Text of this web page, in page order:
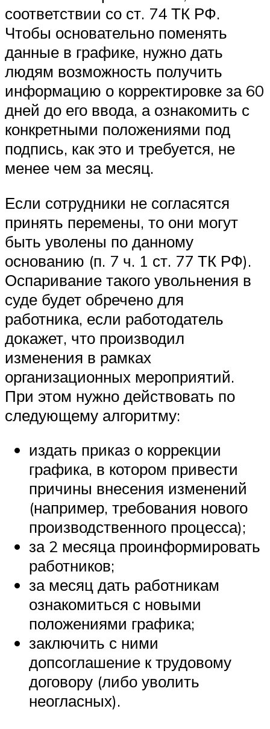
соответствии со ст. 74 ТК РФ.
Чтобы основательно поменять
данные в графике, нужно дать
людям возможность получить
информацию о корректировке за 60
дней до его ввода, а ознакомить с
конкретными положениями под
подпись, как это и требуется, не
менее чем за месяц.
Если сотрудники не согласятся
принять перемены, то они могут
быть уволены по данному
основанию (п. 7 ч. 1 ст. 77 ТК РФ).
Оспаривание такого увольнения в
суде будет обречено для
работника, если работодатель
докажет, что производил
изменения в рамках
организационных мероприятий.
При этом нужно действовать по
следующему алгоритму:
издать приказ о коррекции
графика, в котором привести
причины внесения изменений
(например, требования нового
производственного процесса);
за 2 месяца проинформировать
работников;
за месяц дать работникам
ознакомиться с новыми
положениями графика;
заключить с ними
допсоглашение к трудовому
договору (либо уволить
неогласных).